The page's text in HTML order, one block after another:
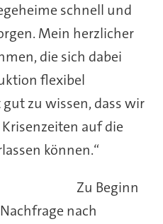
schnell und
Mein herzlicher
die sich dabei
flexibel
zu wissen, dass wir
auf die
können.“
Zu Beginn
nach